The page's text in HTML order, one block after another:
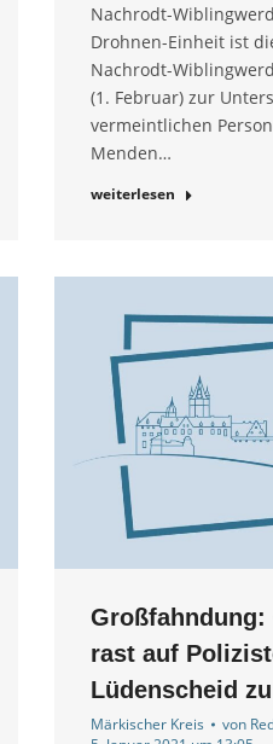
Nachrodt-
Drohnen-Einheit ist
Nachrodt-
(1. Februar) zur
vermeintlichen
Menden…
weiterlesen
Großfahndung:
rast auf
Lüdenscheid zu
Märkischer Kreis von